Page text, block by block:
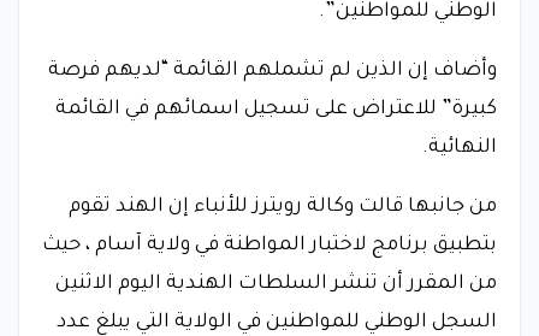
الوطني للمواطنين”.
وأضاف إن الذين لم تشملهم القائمة “لديهم فرصة
كبيرة” للاعتراض على تسجيل اسمائهم في القائمة
النهائية.
من جانبها قالت وكالة رويترز للأنباء إن الهند تقوم
بتطبيق برنامج لاختبار المواطنة في ولاية آسام ، حيث
من المقرر أن تنشر السلطات الهندية اليوم الاثنين
السجل الوطني للمواطنين في الولاية التي يبلغ عدد